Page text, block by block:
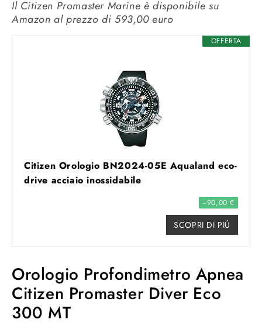
Il Citizen Promaster Marine è disponibile su
Amazon al prezzo di 593,00 euro
OFFERTA
Citizen Orologio BN2024-05E Aqualand eco-
drive acciaio inossidabile
−90,00 €
SCOPRI DI PIÚ
Orologio Profondimetro Apnea
Citizen Promaster Diver Eco
300 MT